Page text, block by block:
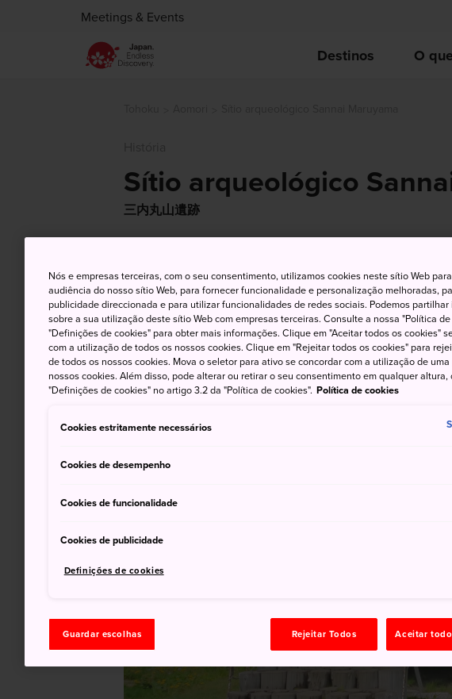
Meetings & Events
Destinos O
Sítio arqueológico
三内丸山遺跡
Nós e empresas terceiras, com o seu consentimento, utilizamos cookies neste sítio Web
audiência do nosso sítio Web, para fornecer funcionalidade e personalização melhoradas,
publicidade direccionada e para utilizar funcionalidades de redes sociais. Podemos
sobre a sua utilização deste sítio Web com empresas terceiras. Consulte a nossa "Política
"Definições de cookies" para obter mais informações. Clique em "Aceitar todos os cookies"
com a utilização de todos os nossos cookies. Clique em "Rejeitar todos os cookies" para
de todos os nossos cookies. Mova o seletor para ativo se concordar com a utilização de
nossos cookies. Além disso, pode alterar ou retirar o seu consentimento em qualquer altura,
"Definições de cookies" no artigo 3.2 da "Política de cookies". Política de cookies
Cookies estritamente necessários
Cookies de desempenho
Cookies de funcionalidade
Cookies de publicidade
Definições de cookies
Guardar escolhas Rejeitar Todos Aceitar